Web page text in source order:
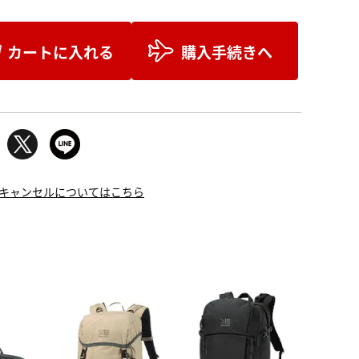
カートに入れる 購入手続きへ
ャンセルについてはこちら